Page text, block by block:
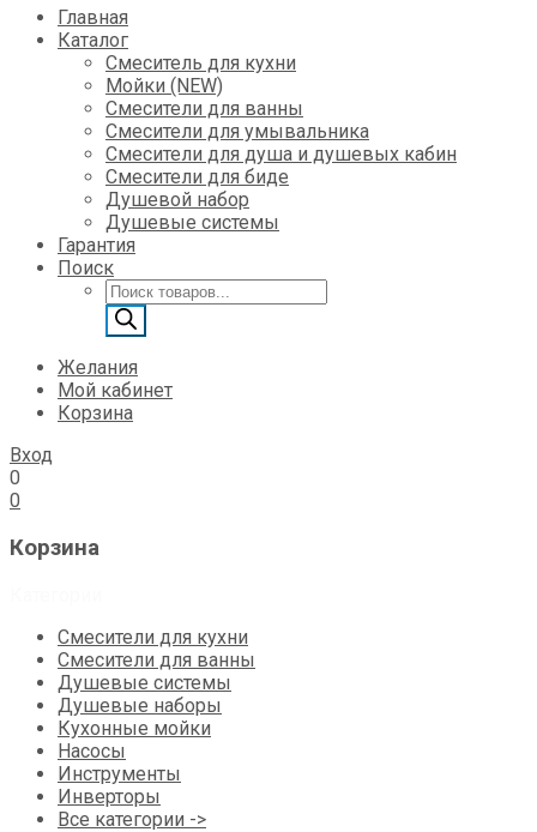
Главная
Каталог
Смеситель для кухни
Мойки (NEW)
Смесители для ванны
Смесители для умывальника
Смесители для душа и душевых кабин
Смесители для биде
Душевой набор
Душевые системы
Гарантия
Поиск
Поиск
товаров
Желания
Мой кабинет
Корзина
Вход
0
0
Корзина
Смесители для кухни
Смесители для ванны
Душевые системы
Душевые наборы
Кухонные мойки
Насосы
Инструменты
Инверторы
Все категории ->